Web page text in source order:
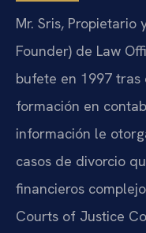
Mr. Sris, Propietario
Founder) de Law
bufete en 1997 tras
formación en
información le
casos de divorcio
financieros
Courts of Justice